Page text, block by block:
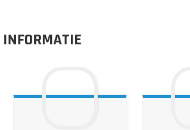
INFORMATIE